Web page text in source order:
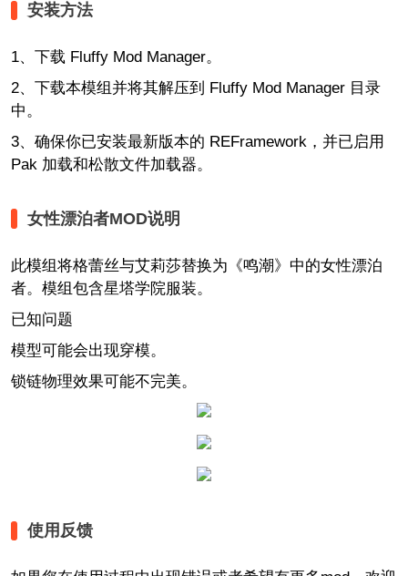
安装方法
1、下载 Fluffy Mod Manager。
2、下载本模组并将其解压到 Fluffy Mod Manager 目录
中。
3、确保你已安装最新版本的 REFramework，并已启用
Pak 加载和松散文件加载器。
女性漂泊者MOD说明
此模组将格蕾丝与艾莉莎替换为《鸣潮》中的女性漂泊
者。模组包含星塔学院服装。
已知问题
模型可能会出现穿模。
锁链物理效果可能不完美。
使用反馈